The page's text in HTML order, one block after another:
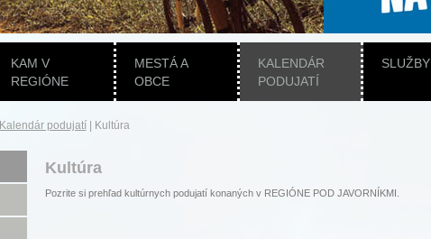
KAM V
REGIÓNE
MESTÁ A
OBCE
KALENDÁR
PODUJATÍ
SLUŽBY
Kalendár podujatí Kultúra
Kultúra
Pozrite si prehľad kultúrnych podujatí konaných v REGIÓNE POD JAVORNÍKMI.